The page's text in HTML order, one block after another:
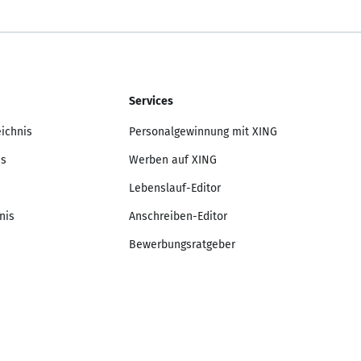
Services
Personalgewinnung mit XING
Werben auf XING
Lebenslauf-Editor
Anschreiben-Editor
Bewerbungsratgeber